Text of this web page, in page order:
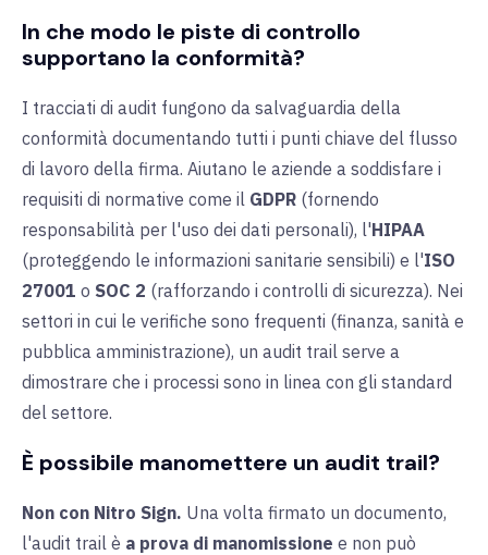
In che modo le piste di controllo
supportano la conformità?
I tracciati di audit fungono da salvaguardia della
conformità documentando tutti i punti chiave del flusso
di lavoro della firma. Aiutano le aziende a soddisfare i
requisiti di normative come il GDPR (fornendo
responsabilità per l'uso dei dati personali), l'HIPAA
(proteggendo le informazioni sanitarie sensibili) e l'ISO
27001 o SOC 2 (rafforzando i controlli di sicurezza). Nei
settori in cui le verifiche sono frequenti (finanza, sanità e
pubblica amministrazione), un audit trail serve a
dimostrare che i processi sono in linea con gli standard
del settore.
È possibile manomettere un audit trail?
Non con Nitro Sign. Una volta firmato un documento,
l'audit trail è a prova di manomissione e non può